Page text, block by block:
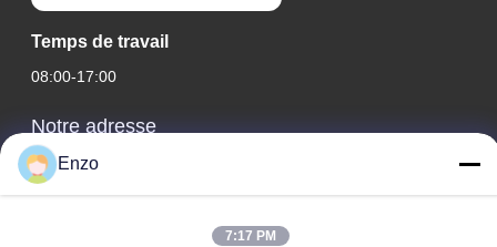
Temps de travail
08:00-17:00
Notre adresse
Adresse de l'entreprise
N° 599, rue Zhangbei, comté de Huantai, ville de Zibo,
province du Shandong, Chine
Enzo
7:17 PM